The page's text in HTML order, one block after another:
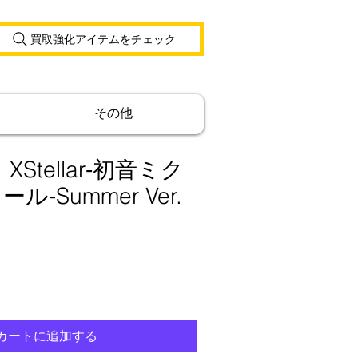
買取強化アイテムをチェック
その他
初音ミク
ル‐Summer Ver.
ートに追加する